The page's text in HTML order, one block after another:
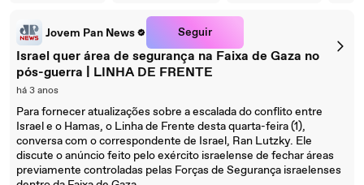
Jovem Pan News Seguir
Israel quer área de segurança na Faixa de Gaza no
pós-guerra | LINHA DE FRENTE
há 3 anos
Para fornecer atualizações sobre a escalada do conflito entre
Israel e o Hamas, o Linha de Frente desta quarta-feira (1),
conversa com o correspondente de Israel, Ran Lutzky. Ele
discute o anúncio feito pelo exército israelense de fechar áreas
previamente controladas pelas Forças de Segurança israelenses